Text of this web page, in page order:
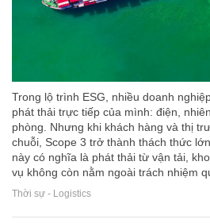
Trong lộ trình ESG, nhiều doanh
phát thải trực tiếp của mình: điện,
phòng. Nhưng khi khách hàng và thị
chuỗi, Scope 3 trở thành thách thức
này có nghĩa là phát thải từ vận tải,
vụ không còn nằm ngoài trách nhiệm
Thời sự - Logistics